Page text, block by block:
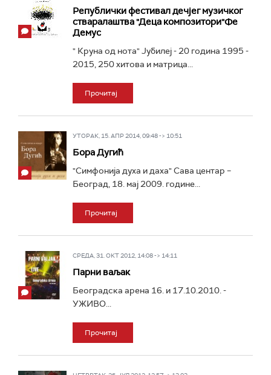
Републички фестивал дечјег музичког
стваралаштва "Деца композитори"Фе
Демус
" Круна од нота" Јубилеј - 20 година 1995 -
2015, 250 хитова и матрица...
Прочитај
УТОРАК, 15. АПР 2014, 09:48 -> 10:51
Бора Дугић
"Симфонија духа и даха" Сава центар –
Београд, 18. мај 2009. године...
Прочитај
СРЕДА, 31. ОКТ 2012, 14:08 -> 14:11
Парни ваљак
Београдска арена 16. и 17.10.2010. -
УЖИВО...
Прочитај